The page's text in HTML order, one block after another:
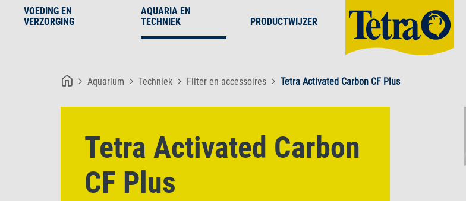
VOEDING EN
VERZORGING
AQUARIA EN
TECHNIEK
PRODUCTWIJZER
Aquarium Techniek Filter en accessoires Tetra Activated Carbon CF Plus
Tetra Activated Carbon
CF Plus